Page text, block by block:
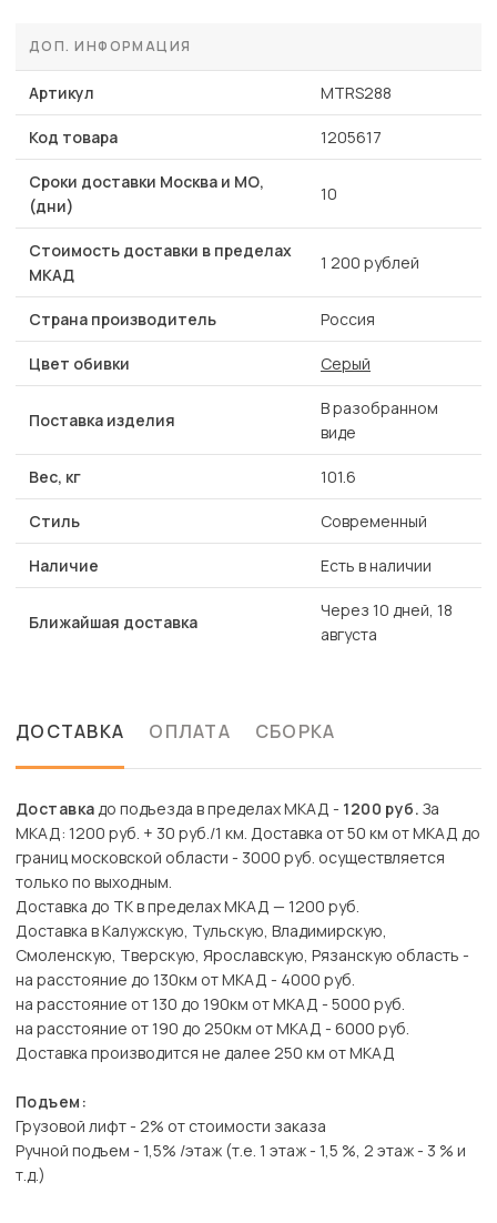
ДОП. ИНФОРМАЦИЯ
Артикул MTRS288
Код товара 1205617
Сроки доставки Москва и МО,
(дни)
10
Стоимость доставки в пределах
МКАД
1 200 рублей
Страна производитель Россия
Цвет обивки Серый
Поставка изделия
В разобранном
виде
Вес, кг 101.6
Стиль Современный
Наличие Есть в наличии
Ближайшая доставка
Через 10 дней, 18
августа
ДОСТАВКА ОПЛАТА СБОРКА
Доставкадо подъезда в пределах МКАД - 1200 руб. За
МКАД: 1200 руб. + 30 руб./1 км. Доставка от 50 км от МКАД до
границ московской области - 3000 руб. осуществляется
только по выходным.
Доставка до ТК в пределах МКАД — 1200 руб.
Доставка в Калужскую, Тульскую, Владимирскую,
Смоленскую, Тверскую, Ярославскую, Рязанскую область -
на расстояние до 130км от МКАД - 4000 руб.
на расстояние от 130 до 190км от МКАД - 5000 руб.
на расстояние от 190 до 250км от МКАД - 6000 руб.
Доставка производится не далее 250 км от МКАД
Подъем:
Грузовой лифт - 2% от стоимости заказа
Ручной подъем - 1,5% /этаж (т.е. 1 этаж - 1,5 %, 2 этаж - 3 % и
т.д.)